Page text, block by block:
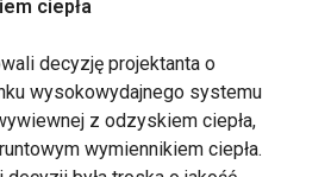
ciepła
decyzję projektanta o
wysokowydajnego systemu
z odzyskiem ciepła,
wymiennikiem ciepła.